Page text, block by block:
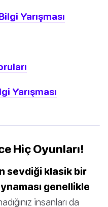
Yarışması
Yarışması
Hiç Oyunları!
sevdiği klasik bir
genellikle
insanları da